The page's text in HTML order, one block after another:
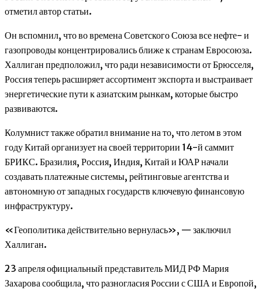
отметил автор статьи.
Он вспомнил, что во времена Советского Союза все нефте- и
газопроводы концентрировались ближе к странам Евросоюза.
Халлиган предположил, что ради независимости от Брюсселя,
Россия теперь расширяет ассортимент экспорта и выстраивает
энергетические пути к азиатским рынкам, которые быстро
развиваются.
Колумнист также обратил внимание на то, что летом в этом
году Китай организует на своей территории 14-й саммит
БРИКС. Бразилия, Россия, Индия, Китай и ЮАР начали
создавать платежные системы, рейтинговые агентства и
автономную от западных государств ключевую финансовую
инфраструктуру.
«Геополитика действительно вернулась», — заключил
Халлиган.
23 апреля официальный представитель МИД РФ Мария
Захарова сообщила, что разногласия России с США и Европой,